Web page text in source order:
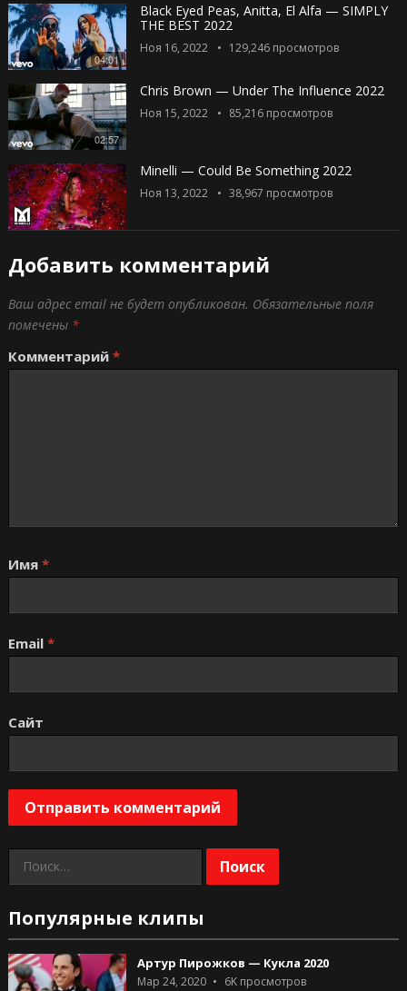
04:01
Black Eyed Peas, Anitta, El Alfa — SIMPLY
THE BEST 2022
Ноя 16, 2022 129,246просмотров
02:57
Chris Brown — Under The Influence 2022
Ноя 15, 2022 85,216просмотров
Minelli — Could Be Something 2022
Ноя 13, 2022 38,967 просмотров
Добавить комментарий
Ваш адрес email не будет опубликован. Обязательные поля
помечены *
Комментарий *
Имя *
Email *
Сайт
Найти:
Популярные клипы
Артур Пирожков — Кукла 2020
Мар 24, 2020 6Kпросмотров